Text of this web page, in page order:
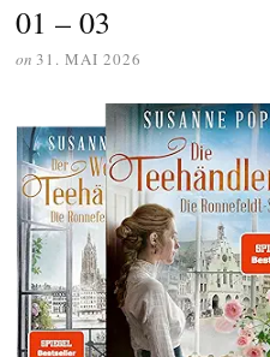
01 – 03
on 31. MAI 2026